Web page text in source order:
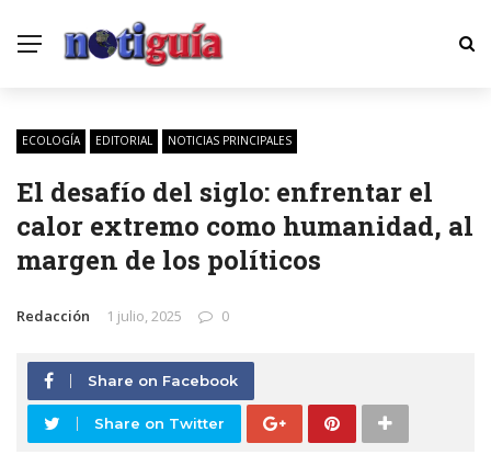
ECOLOGÍA EDITORIAL NOTICIAS PRINCIPALES
El desafío del siglo: enfrentar el
calor extremo como humanidad, al
margen de los políticos
Redacción 1 julio, 2025 0
Share on Facebook
Share on Twitter